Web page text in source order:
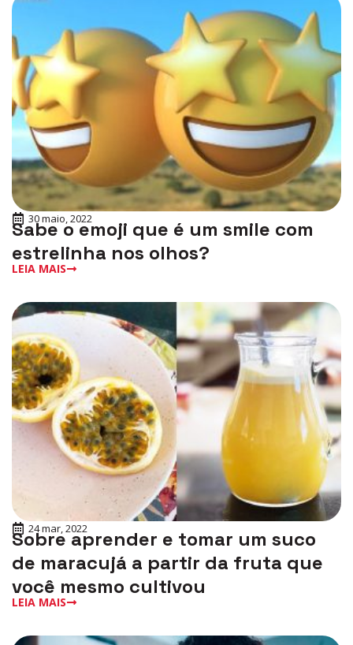
30 maio, 2022
Sabe o emoji que é um smile com
estrelinha nos olhos?
LEIA MAIS
24 mar, 2022
Sobre aprender e tomar um suco
de maracujá a partir da fruta que
você mesmo cultivou
LEIA MAIS